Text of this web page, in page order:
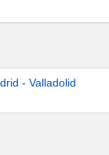
- Valladolid